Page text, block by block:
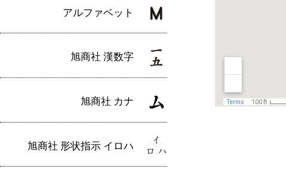
アルファベット
旭商社 漢数字
旭商社 カナ
旭商社 形状指示 イロハ